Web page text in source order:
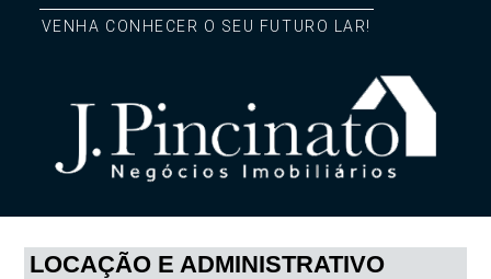
VENHA CONHECER O SEU FUTURO LAR!
LOCAÇÃO E ADMINISTRATIVO